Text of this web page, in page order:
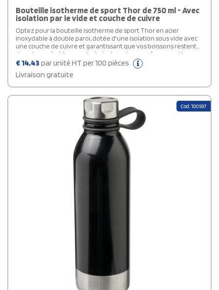
Bouteille isotherme de sport Thor de 750 ml - Avec
isolation par le vide et couche de cuivre
Optez pour la bouteille isotherme de sport Thor en acier
inoxydable à double paroi, dotée d'une isolation sous vide avec
une couche de cuivre et garantissant que vos boissons restent
chaudes ou froides pendant plusieurs heures. Sa conception
empêche la condensation extérieure, et son revêtement en
poudre tendance assure une durabilité exceptionnelle. Equipée
d'un couvercle étanche à visser en acier inoxydable, cette
bouteille isotherme personnalisable de votre logo dispose d'une
ouverture facilite le remplissage, le versement et le nettoyage.
Sans bisphénol A, elle est conforme aux normes de sécurité
alimentaire allemandes (LFGB) et aux règlements REACH sur les
phtalates. Idéale pour les glaçons, cette bouteille a une capacité
de 750 ml. Lavage à la main recommandé. Livrée dans un coffret
cadeau en carton recyclé.
€14,43 par unité HT per 100 pièces
Livraison gratuite
Cod: 100597